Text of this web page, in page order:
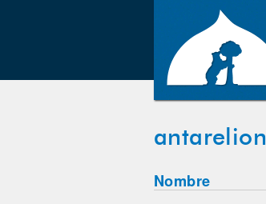
antarelion
Nombre